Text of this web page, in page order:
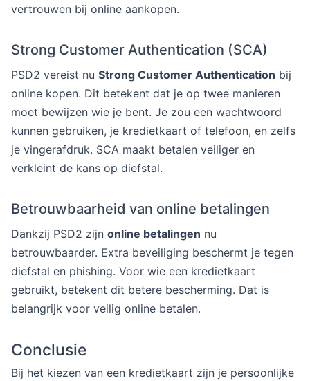
vertrouwen bij online aankopen.
Strong Customer Authentication (SCA)
PSD2 vereist nu Strong Customer Authentication bij
online kopen. Dit betekent dat je op twee manieren
moet bewijzen wie je bent. Je zou een wachtwoord
kunnen gebruiken, je kredietkaart of telefoon, en zelfs
je vingerafdruk. SCA maakt betalen veiliger en
verkleint de kans op diefstal.
Betrouwbaarheid van online betalingen
Dankzij PSD2 zijn online betalingen nu
betrouwbaarder. Extra beveiliging beschermt je tegen
diefstal en phishing. Voor wie een kredietkaart
gebruikt, betekent dit betere bescherming. Dat is
belangrijk voor veilig online betalen.
Conclusie
Bij het kiezen van een kredietkaart zijn je persoonlijke